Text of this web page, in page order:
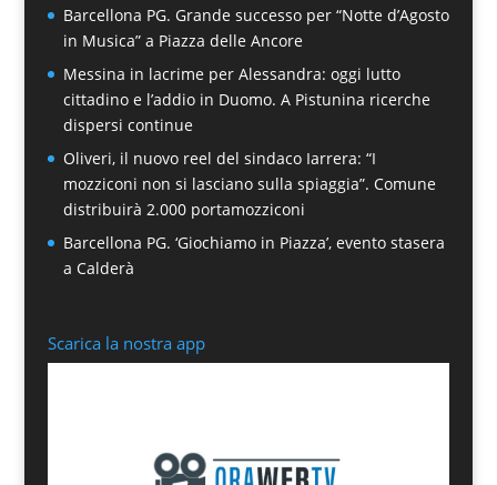
Barcellona PG. Grande successo per “Notte d’Agosto
in Musica” a Piazza delle Ancore
Messina in lacrime per Alessandra: oggi lutto
cittadino e l’addio in Duomo. A Pistunina ricerche
dispersi continue
Oliveri, il nuovo reel del sindaco Iarrera: “I
mozziconi non si lasciano sulla spiaggia”. Comune
distribuirà 2.000 portamozziconi
Barcellona PG. ‘Giochiamo in Piazza’, evento stasera
a Calderà
Scarica la nostra app